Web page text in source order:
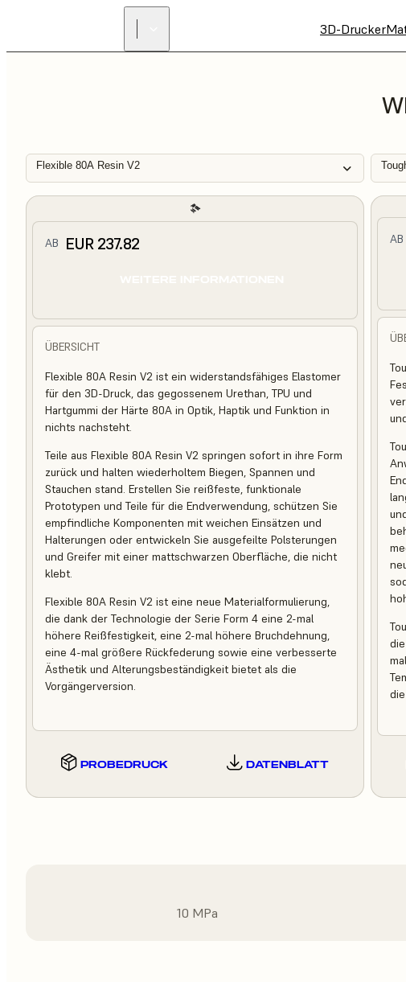
3D-Drucker
Flexible 80A Resin V2
AB EUR 237.82
ÜBERSICHT
Flexible 80A Resin V2 ist ein widerstandsfähiges Elastomer
für den 3D-Druck, das gegossenem Urethan, TPU und
Hartgummi der Härte 80A in Optik, Haptik und Funktion in
nichts nachsteht.
Teile aus Flexible 80A Resin V2 springen sofort in ihre Form
zurück und halten wiederholtem Biegen, Spannen und
Stauchen stand. Erstellen Sie reißfeste, funktionale
Prototypen und Teile für die Endverwendung, schützen Sie
empfindliche Komponenten mit weichen Einsätzen und
Halterungen oder entwickeln Sie ausgefeilte Polsterungen
und Greifer mit einer mattschwarzen Oberfläche, die nicht
klebt.
Flexible 80A Resin V2 ist eine neue Materialformulierung,
die dank der Technologie der Serie Form 4 eine 2-mal
höhere Reißfestigkeit, eine 2-mal höhere Bruchdehnung,
eine 4-mal größere Rückfederung sowie eine verbesserte
Ästhetik und Alterungsbeständigkeit bietet als die
Vorgängerversion.
PROBEDRUCK DATENBLATT
AB
10 MPa